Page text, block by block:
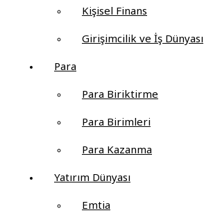
Kişisel Finans
Girişimcilik ve İş Dünyası
Para
Para Biriktirme
Para Birimleri
Para Kazanma
Yatırım Dünyası
Emtia